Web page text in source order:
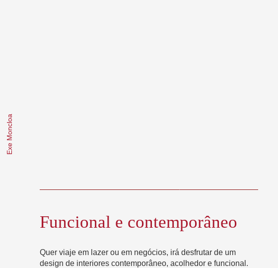
Funcional e contemporâneo
Quer viaje em lazer ou em negócios, irá desfrutar de um
design de interiores contemporâneo, acolhedor e funcional.